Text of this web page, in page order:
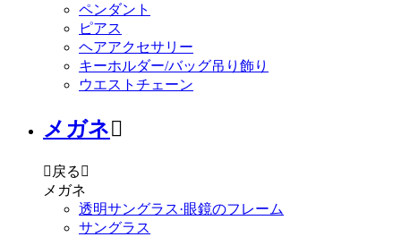
ペンダント
ピアス
ヘアアクセサリー
キーホルダー/バッグ吊り飾り
ウエストチェーン
メガネ
 戻る 
メガネ
透明サングラス·眼鏡のフレーム
サングラス